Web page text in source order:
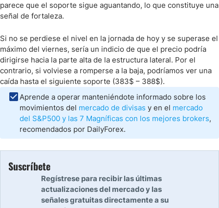
parece que el soporte sigue aguantando, lo que constituye una
señal de fortaleza.
Si no se perdiese el nivel en la jornada de hoy y se superase el
máximo del viernes, sería un indicio de que el precio podría
dirigirse hacia la parte alta de la estructura lateral. Por el
contrario, si volviese a romperse a la baja, podríamos ver una
caída hasta el siguiente soporte (383$ – 388$).
Aprende a operar manteniéndote informado sobre los
movimientos del mercado de divisas y en el mercado
del S&P500 y las 7 Magníficas con los mejores brokers,
recomendados por DailyForex.
Suscríbete
Regístrese para recibir las últimas
actualizaciones del mercado y las
señales gratuitas directamente a su